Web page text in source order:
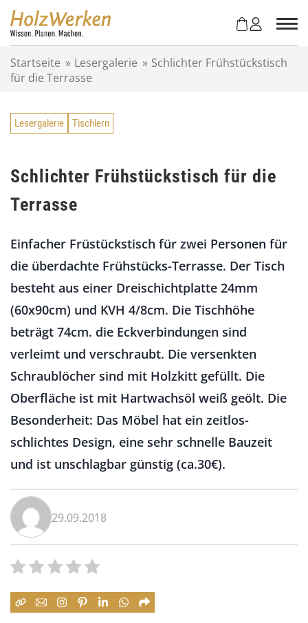
Startseite » Lesergalerie » Schlichter Frühstückstisch
für die Terrasse
Lesergalerie Tischlern
Schlichter Frühstückstisch für die
Terrasse
Einfacher Früstückstisch für zwei Personen für
die überdachte Frühstücks-Terrasse. Der Tisch
besteht aus einer Dreischichtplatte 24mm
(60x90cm) und KVH 4/8cm. Die Tischhöhe
beträgt 74cm. die Eckverbindungen sind
verleimt und verschraubt. Die versenkten
Schraublöcher sind mit Holzkitt gefüllt. Die
Oberfläche ist mit Hartwachsöl weiß geölt. Die
Besonderheit: Das Möbel hat ein zeitlos-
schlichtes Design, eine sehr schnelle Bauzeit
und ist unschlagbar günstig (ca.30€).
29.09.2018